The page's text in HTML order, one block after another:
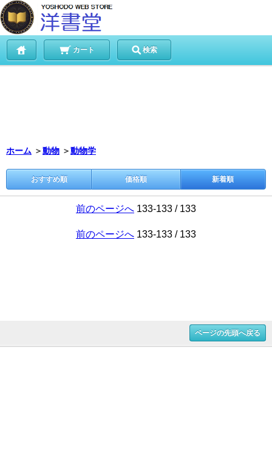
カート 検索
ホーム ＞動物 ＞動物学
おすすめ順 価格順 新着順
前のページへ 133-133 / 133
前のページへ 133-133 / 133
ページの先頭へ戻る